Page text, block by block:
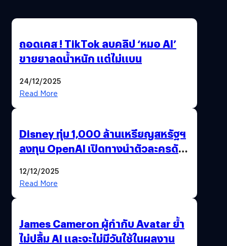
ถอดเคส ! TikTok ลบคลิป ‘หมอ AI’
ขายยาลดน้ำหนัก แต่ไม่แบน
24/12/2025
Read More
Disney ทุ่ม 1,000 ล้านเหรียญสหรัฐฯ
ลงทุน OpenAI เปิดทางนำตัวละครดัง
12/12/2025
Read More
James Cameron ผู้กำกับ Avatar ย้ำ
ไม่ปลื้ม AI และจะไม่มีวันใช้ในผลงาน